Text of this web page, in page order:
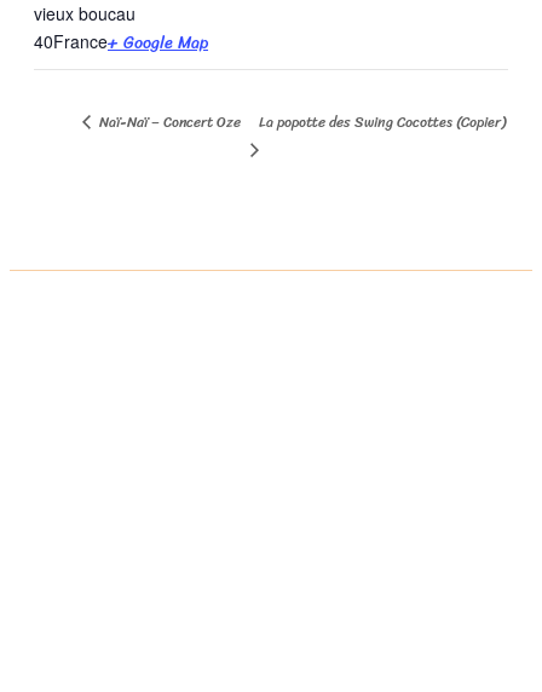
vieux boucau
40France+ Google Map
Naï-Naï – Concert Oze La popotte des Swing Cocottes (Copier)